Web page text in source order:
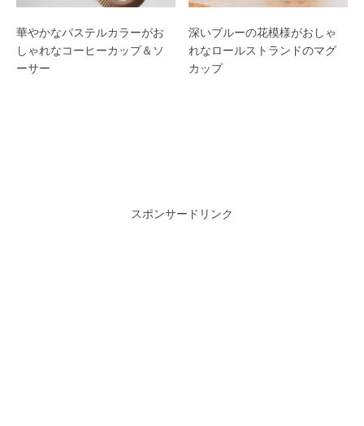
華やかなパステルカラーがお
しゃれなコーヒーカップ＆ソ
ーサー
深いブルーの花模様がおしゃ
れなロールストランドのマグ
カップ
スポンサードリンク